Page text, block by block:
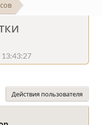
Действия пользователя